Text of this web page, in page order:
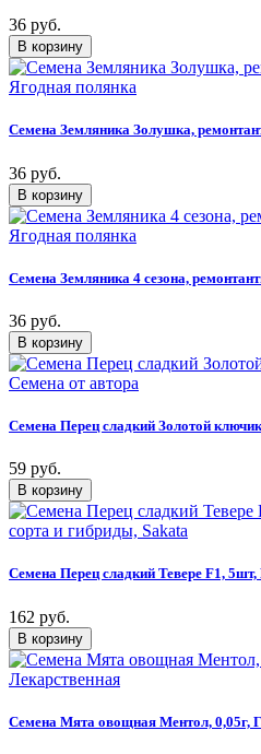
36 руб.
Семена Земляника Золушка,
36 руб.
Семена Земляника 4 сезона,
36 руб.
Семена Перец сладкий Золотой
59 руб.
Семена Перец сладкий Тевере F1,
162 руб.
Семена Мята овощная Ментол, 0,05г,